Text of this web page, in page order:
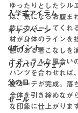
入学式アイテム
キャンペーン
dポイント
リカバリーウェア
父の日
セール
ゆったりとしたシル
は、気になるお腹ま
然にカバーしてくれ
材が身体のラインを
感のある着こなしを
ナチュラルな風合い
パンツを合わせれば
夏コーデが完成。落
全体を引き締めなが
な印象に仕上がりま